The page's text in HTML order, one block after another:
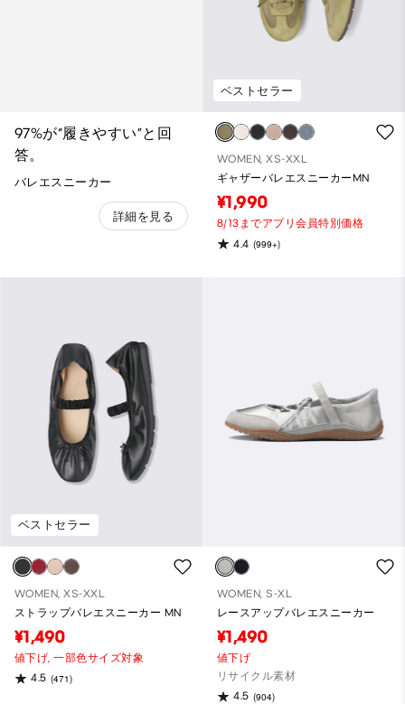
97%が“履きやすい”と回
答。​
バレエスニーカー
詳細を見る
ベストセラー
WOMEN, XS-XXL
ギャザーバレエスニーカーMN
¥1,990
8/13までアプリ会員特別価格
4.4 (999+)
ベストセラー
WOMEN, XS-XXL
ストラップバレエスニーカー MN
¥1,490
値下げ,一部色サイズ対象
4.5 (471)
WOMEN, S-XL
レースアップバレエスニーカー
¥1,490
値下げ
リサイクル素材
4.5 (904)